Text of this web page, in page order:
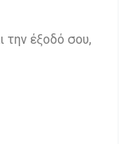
την έξοδό σου,